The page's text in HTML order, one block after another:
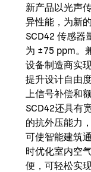
新产品以光声
异性能，为新
SCD42 传感器
为 ±75 ppm。
设备制造商实
提升设计自由
上信号补偿和
SCD42还具有
的抗外压能力
可使智能建筑
时优化室内空
便，可轻松实